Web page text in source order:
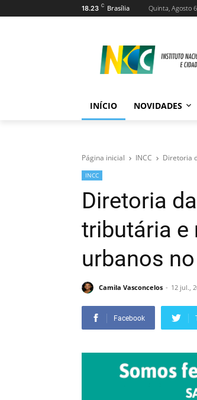
18.23 C Brasília Quinta, Agosto
INÍCIO NOVIDADES
Página inicial INCC Diretoria
INCC
Diretoria
tributária e
urbanos
Camila Vasconcelos 12 jul.,
Facebook